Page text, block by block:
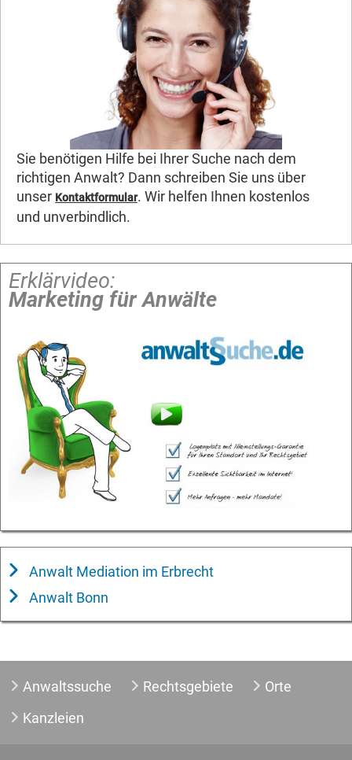
Sie benötigen Hilfe bei Ihrer Suche nach dem
richtigen Anwalt? Dann schreiben Sie uns über
unser Kontaktformular. Wir helfen Ihnen kostenlos
und unverbindlich.
Erklärvideo:
Marketing für Anwälte
Anwalt Mediation im Erbrecht
Anwalt Bonn
Anwaltssuche Rechtsgebiete
Orte
Kanzleien